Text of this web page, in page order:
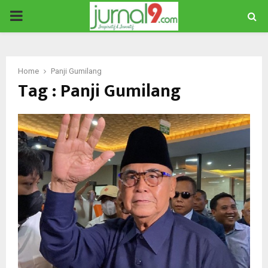
PRIMARY
Home Panji Gumilang
Tag : Panji Gumilang